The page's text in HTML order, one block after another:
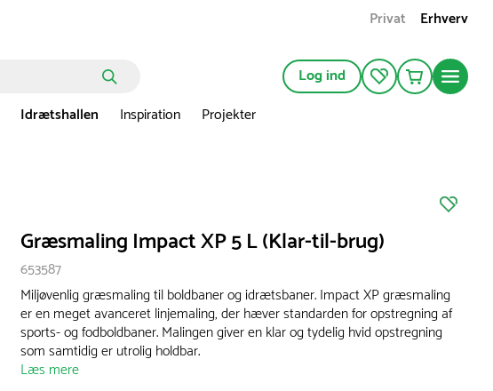
Privat Erhverv
Log ind
Idrætshallen Inspiration Projekter
Græsmaling Impact XP 5 L (Klar-til-brug)
653587
Miljøvenlig græsmaling til boldbaner og idrætsbaner. Impact XP græsmaling
er en meget avanceret linjemaling, der hæver standarden for opstregning af
sports- og fodboldbaner. Malingen giver en klar og tydelig hvid opstregning
som samtidig er utrolig holdbar.
Læs mere